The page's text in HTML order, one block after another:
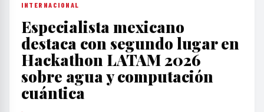
INTERNACIONAL
Especialista mexicano
destaca con segundo lugar en
Hackathon LATAM 2026
sobre agua y computación
cuántica